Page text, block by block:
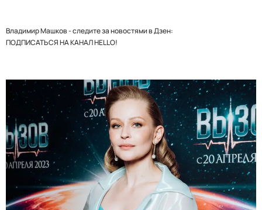
Владимир Машков - следите за новостями в Дзен:
ПОДПИСАТЬСЯ НА КАНАЛ HELLO!